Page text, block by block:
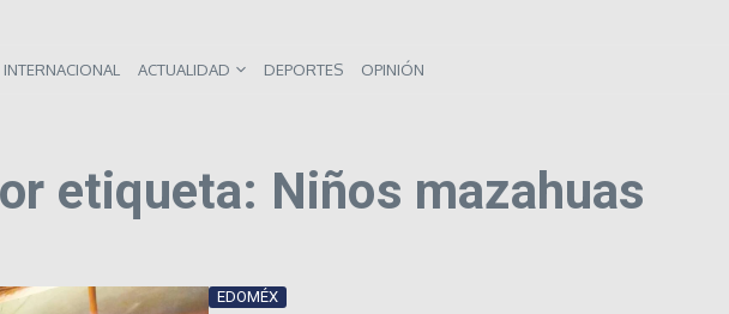
INTERNACIONAL ACTUALIDAD DEPORTES OPINIÓN
etiqueta: Niños mazahuas
EDOMÉX